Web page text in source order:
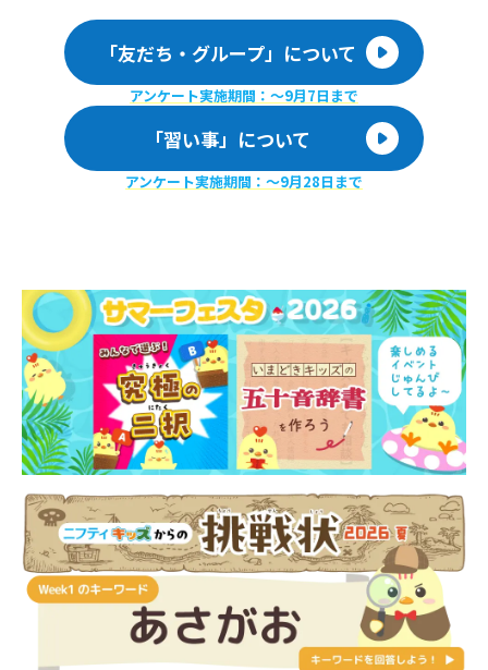
「友だち・グループ」について
アンケート実施期間：〜9月7日まで
「習い事」について
アンケート実施期間：〜9月28日まで